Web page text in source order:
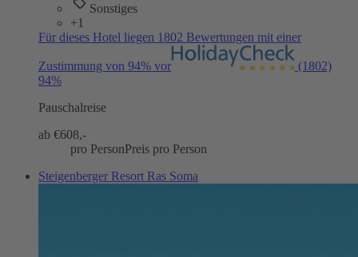
Sonstiges
+1
Für dieses Hotel liegen 1802 Bewertungen mit einer
Zustimmung von 94% vor
(1802)
94%
Pauschalreise
ab €608,-
pro PersonPreis pro Person
Steigenberger Resort Ras Soma